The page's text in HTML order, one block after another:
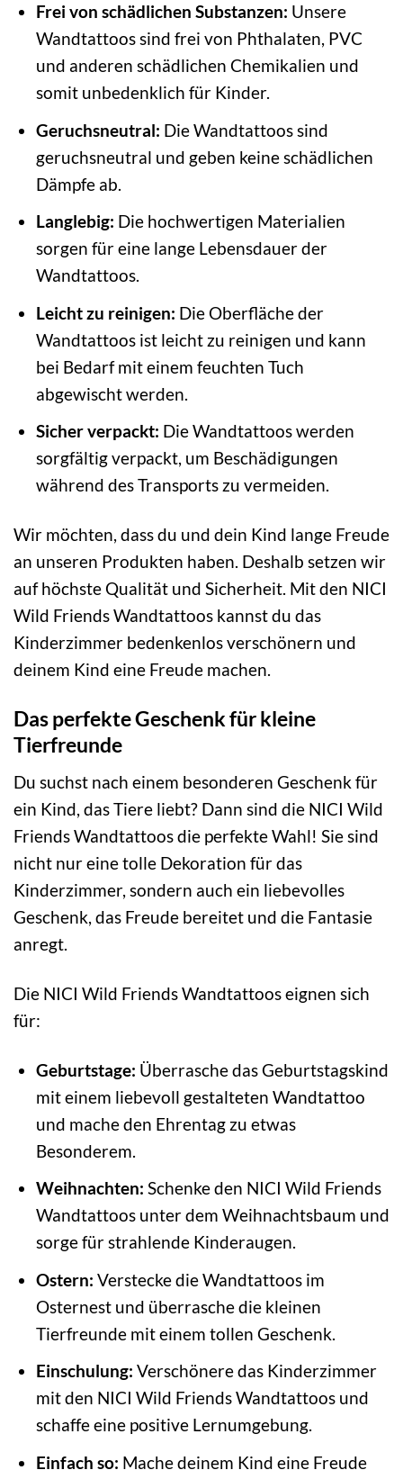
Frei von schädlichen Substanzen: Unsere
Wandtattoos sind frei von Phthalaten, PVC
und anderen schädlichen Chemikalien und
somit unbedenklich für Kinder.
Geruchsneutral: Die Wandtattoos sind
geruchsneutral und geben keine schädlichen
Dämpfe ab.
Langlebig: Die hochwertigen Materialien
sorgen für eine lange Lebensdauer der
Wandtattoos.
Leicht zu reinigen: Die Oberfläche der
Wandtattoos ist leicht zu reinigen und kann
bei Bedarf mit einem feuchten Tuch
abgewischt werden.
Sicher verpackt: Die Wandtattoos werden
sorgfältig verpackt, um Beschädigungen
während des Transports zu vermeiden.
Wir möchten, dass du und dein Kind lange Freude
an unseren Produkten haben. Deshalb setzen wir
auf höchste Qualität und Sicherheit. Mit den NICI
Wild Friends Wandtattoos kannst du das
Kinderzimmer bedenkenlos verschönern und
deinem Kind eine Freude machen.
Das perfekte Geschenk für kleine
Tierfreunde
Du suchst nach einem besonderen Geschenk für
ein Kind, das Tiere liebt? Dann sind die NICI Wild
Friends Wandtattoos die perfekte Wahl! Sie sind
nicht nur eine tolle Dekoration für das
Kinderzimmer, sondern auch ein liebevolles
Geschenk, das Freude bereitet und die Fantasie
anregt.
Die NICI Wild Friends Wandtattoos eignen sich
für:
Geburtstage: Überrasche das Geburtstagskind
mit einem liebevoll gestalteten Wandtattoo
und mache den Ehrentag zu etwas
Besonderem.
Weihnachten: Schenke den NICI Wild Friends
Wandtattoos unter dem Weihnachtsbaum und
sorge für strahlende Kinderaugen.
Ostern: Verstecke die Wandtattoos im
Osternest und überrasche die kleinen
Tierfreunde mit einem tollen Geschenk.
Einschulung: Verschönere das Kinderzimmer
mit den NICI Wild Friends Wandtattoos und
schaffe eine positive Lernumgebung.
Einfach so: Mache deinem Kind eine Freude